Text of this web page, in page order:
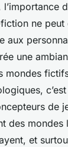
ne peut
aux
une
mondes
de
des mondes
et